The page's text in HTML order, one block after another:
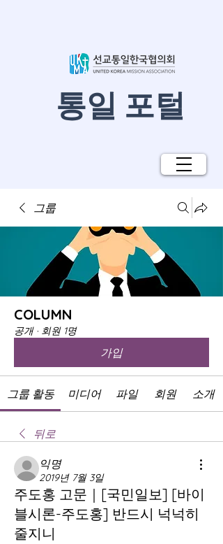
​통일 포털
그룹
COLUMN
공개 · 회원 1명
가입
그룹 활동 미디어 파일 회원 소개
뒤로
익명
2019년 7월 3일
주도홍 고문｜[국민일보] [바이
블시론-주도홍] 반드시 넉넉히
줄지니